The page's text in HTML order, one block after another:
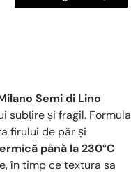
Semi di Lino
subțire și fragil. Formula
firului de păr și
până la 230°C
în timp ce textura sa